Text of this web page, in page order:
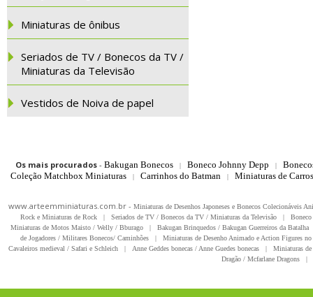
Miniaturas de ônibus
Seriados de TV / Bonecos da TV /
Miniaturas da Televisão
Vestidos de Noiva de papel
Os mais procurados- Bakugan Bonecos | Boneco Johnny Depp |
Coleção Matchbox Miniaturas
| Carrinhos do Batman | Miniaturas de
www.arteemminiaturas.com.br - Miniaturas de Desenhos Japoneses e Bonecos Colecionáveis
Rock e Miniaturas de Rock
| Seriados de TV / Bonecos da TV / Miniaturas da Televisão |
Miniaturas de Motos Maisto / Welly / Bburago
| Bakugan Brinquedos / Bakugan Guerreiros da Batalha
de Jogadores / Militares Bonecos/ Caminhões
|
Miniaturas de Desenho Animado e Action Figures
Cavaleiros medieval / Safari e Schleich
| Anne Geddes bonecas / Anne Guedes bonecas |
Miniaturas
Dragão / Mcfarlane Dragons
|